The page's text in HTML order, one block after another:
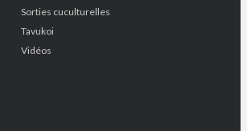
Sorties cuculturelles
Tavukoi
Vidéos